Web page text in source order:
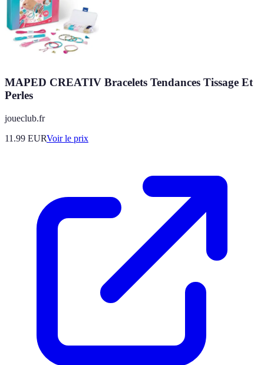
MAPED CREATIV Bracelets Tendances Tissage Et
Perles
joueclub.fr
11.99 EURVoir le prix